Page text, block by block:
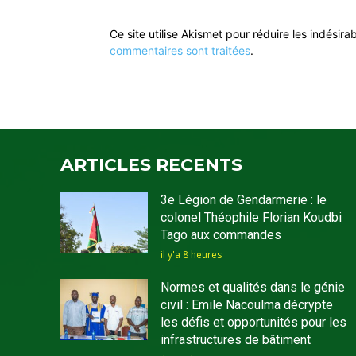
Ce site utilise Akismet pour réduire les
commentaires sont traitées.
ARTICLES RECENTS
3e Légion de Gendarmerie : le
colonel Théophile Florian Koudbi
Tago aux commandes
il y'a 8 heures
Normes et qualités dans le génie
civil : Emile Nacoulma décrypte
les défis et opportunités pour les
infrastructures de bâtiment